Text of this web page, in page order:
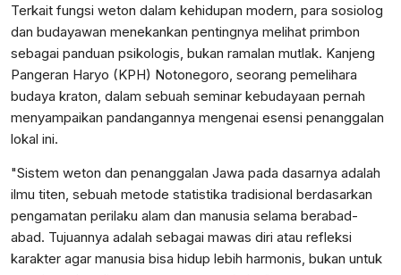
Terkait fungsi weton dalam kehidupan modern, para sosiolog
dan budayawan menekankan pentingnya melihat primbon
sebagai panduan psikologis, bukan ramalan mutlak. Kanjeng
Pangeran Haryo (KPH) Notonegoro, seorang pemelihara
budaya kraton, dalam sebuah seminar kebudayaan pernah
menyampaikan pandangannya mengenai esensi penanggalan
lokal ini.
"Sistem weton dan penanggalan Jawa pada dasarnya adalah
ilmu titen, sebuah metode statistika tradisional berdasarkan
pengamatan perilaku alam dan manusia selama berabad-
abad. Tujuannya adalah sebagai mawas diri atau refleksi
karakter agar manusia bisa hidup lebih harmonis, bukan untuk